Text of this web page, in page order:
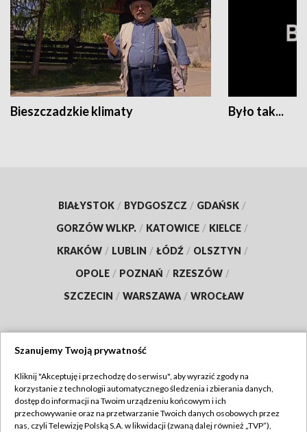
Bieszczadzkie klimaty Było tak...
BIAŁYSTOK / BYDGOSZCZ / GDAŃSK /
GORZÓW WLKP. / KATOWICE / KIELCE /
KRAKÓW / LUBLIN / ŁÓDŹ / OLSZTYN /
OPOLE / POZNAŃ / RZESZÓW /
SZCZECIN / WARSZAWA / WROCŁAW
TVP
Abonament TVP
Regulamin TVP
Szanujemy Twoją prywatność
Kliknij "Akceptuję i przechodzę do serwisu", aby wyrazić zgody na
korzystanie z technologii automatycznego śledzenia i zbierania danych,
dostęp do informacji na Twoim urządzeniu końcowym i ich
przechowywanie oraz na przetwarzanie Twoich danych osobowych przez
nas, czyli Telewizję Polską S.A. w likwidacji (zwaną dalej również „TVP”),